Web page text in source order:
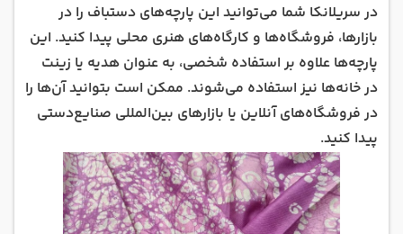
در سریلانکا شما می‌توانید این پارچه‌های دستباف را در
بازارها، فروشگاه‌ها و کارگاه‌های هنری محلی پیدا کنید. این
پارچه‌ها علاوه بر استفاده شخصی، به عنوان هدیه یا زینت
در خانه‌ها نیز استفاده می‌شوند. ممکن است بتوانید آن‌ها را
در فروشگاه‌های آنلاین یا بازارهای بین‌المللی صنایع‌دستی
پیدا کنید.